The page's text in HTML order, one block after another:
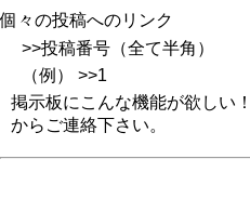
個々の投稿へのリンク
>>投稿番号（全て半角）
（例） >>1
掲示板にこんな機能が欲しい
からご連絡下さい。